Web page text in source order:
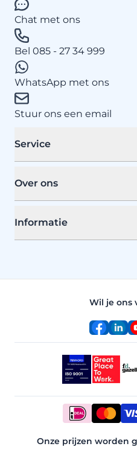
Chat met ons
Bel 085 - 27 34 999
WhatsApp met ons
Stuur ons een email
Service
Over ons
Informatie
Wil je ons
Onze prijzen worden